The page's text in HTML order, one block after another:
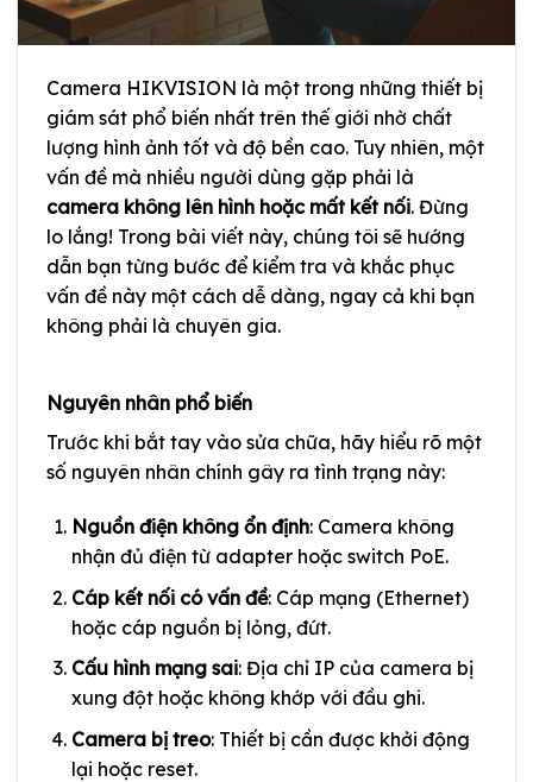
Camera HIKVISION là một trong những thiết bị
giám sát phổ biến nhất trên thế giới nhờ chất
lượng hình ảnh tốt và độ bền cao. Tuy nhiên, một
vấn đề mà nhiều người dùng gặp phải là
camera không lên hình hoặc mất kết nối. Đừng
lo lắng! Trong bài viết này, chúng tôi sẽ hướng
dẫn bạn từng bước để kiểm tra và khắc phục
vấn đề này một cách dễ dàng, ngay cả khi bạn
không phải là chuyên gia.
Nguyên nhân phổ biến
Trước khi bắt tay vào sửa chữa, hãy hiểu rõ một
số nguyên nhân chính gây ra tình trạng này:
Nguồn điện không ổn định: Camera không
nhận đủ điện từ adapter hoặc switch PoE.
Cáp kết nối có vấn đề: Cáp mạng (Ethernet)
hoặc cáp nguồn bị lỏng, đứt.
Cấu hình mạng sai: Địa chỉ IP của camera bị
xung đột hoặc không khớp với đầu ghi.
Camera bị treo: Thiết bị cần được khởi động
lại hoặc reset.